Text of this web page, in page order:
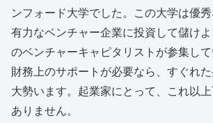
ンフォード大学でした。この大学は優秀
有力なベンチャー企業に投資して儲け
のベンチャーキャピタリストが参集し
財務上のサポートが必要なら、すぐれ
大勢います。起業家にとって、これ以
ありません。